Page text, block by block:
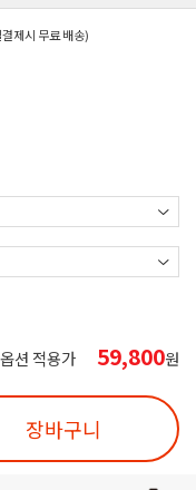
제시 무료 배송)
옵션 적용가 59,800원
장바구니